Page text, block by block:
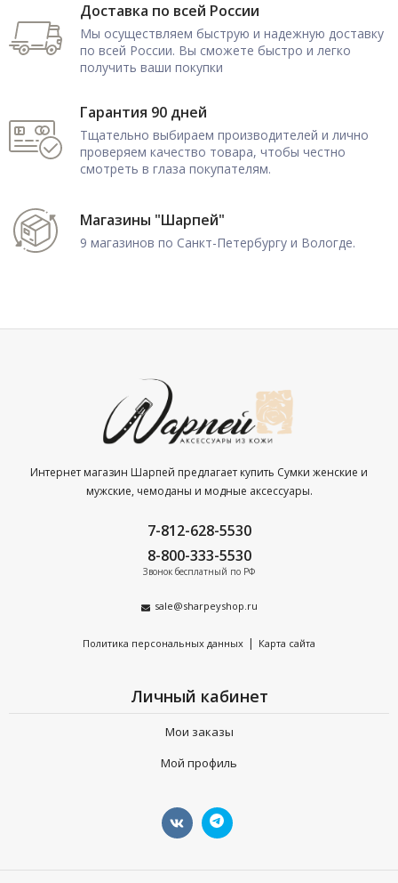
Доставка по всей России
Мы осуществляем быструю и надежную доставку
по всей России. Вы сможете быстро и легко
получить ваши покупки
Гарантия 90 дней
Тщательно выбираем производителей и лично
проверяем качество товара, чтобы честно
смотреть в глаза покупателям.
Магазины "Шарпей"
9 магазинов по Санкт-Петербургу и Вологде.
Интернет магазин Шарпей предлагает купить Сумки женские и
мужские, чемоданы и модные аксессуары.
7-812-628-5530
8-800-333-5530
Звонок бесплатный по РФ
sale@sharpeyshop.ru
Политика персональных данных | Карта сайта
Личный кабинет
Мои заказы
Мой профиль